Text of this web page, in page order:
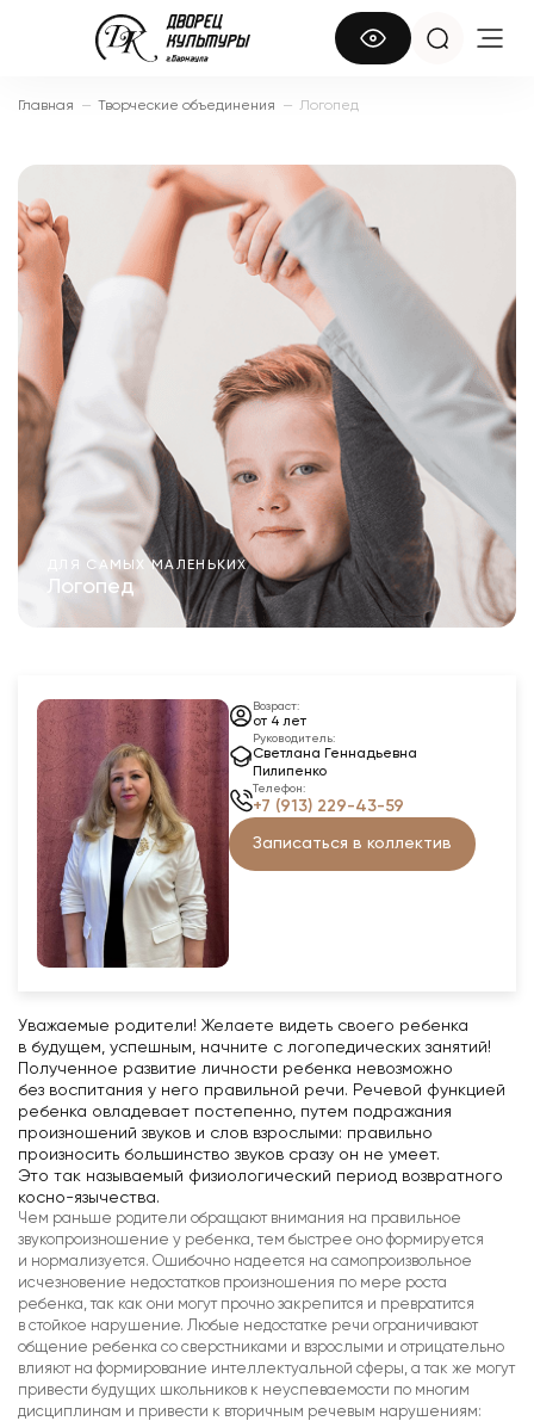
Главная — Творческие объединения — Логопед
ДЛЯ САМЫХ МАЛЕНЬКИХ
Логопед
Возраст:
от 4 лет
Руководитель:
Светлана Геннадьевна
Пилипенко
Телефон:
+7 (913) 229-43-59
Записаться в коллектив
Уважаемые родители! Желаете видеть своего ребенка
в будущем, успешным, начните с логопедических занятий!
Полученное развитие личности ребенка невозможно
без воспитания у него правильной речи. Речевой функцией
ребенка овладевает постепенно, путем подражания
произношений звуков и слов взрослыми: правильно
произносить большинство звуков сразу он не умеет.
Это так называемый физиологический период возвратного
косно-язычества.
Чем раньше родители обращают внимания на правильное
звукопроизношение у ребенка, тем быстрее оно формируется
и нормализуется. Ошибочно надеется на самопроизвольное
исчезновение недостатков произношения по мере роста
ребенка, так как они могут прочно закрепится и превратится
в стойкое нарушение. Любые недостатке речи ограничивают
общение ребенка со сверстниками и взрослыми и отрицательно
влияют на формирование интеллектуальной сферы, а так же могут
привести будущих школьников к неуспеваемости по многим
дисциплинам и привести к вторичным речевым нарушениям: